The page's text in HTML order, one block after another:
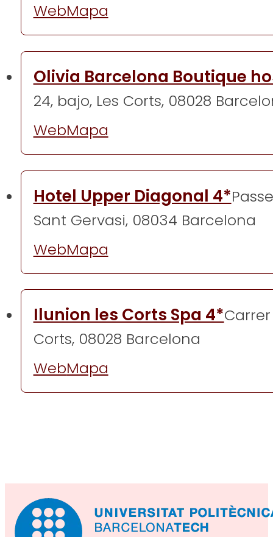
WebMapa
Olivia Barcelona Boutique
24, bajo, Les Corts, 08028
WebMapa
Hotel Upper Diagonal 4*
Sant Gervasi, 08034 Barcelona
WebMapa
Ilunion les Corts Spa 4*Carrer
Corts, 08028 Barcelona
WebMapa